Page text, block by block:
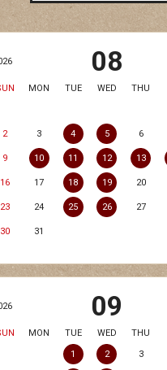
08
MON TUE WED THU
2 3 4 5 6
9 10 11 12 13
16 17 18 19 20
23 24 25 26 27
30 31
09
MON TUE WED THU
1
2 3